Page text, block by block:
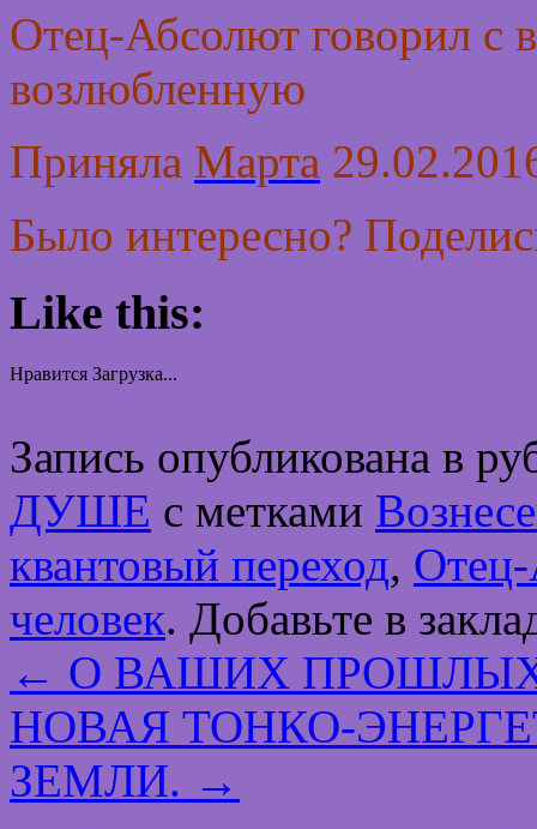
Отец-Абсолют говорил с
возлюбленную
Приняла Марта
Было интересно?
Like this:
Нравится Загрузка...
Запись опубликована в
ДУШЕ с метками
квантовый переход,
человек. Добавьте в
← О ВАШИХ
НОВАЯ ТОНКО-
ЗЕМЛИ. →